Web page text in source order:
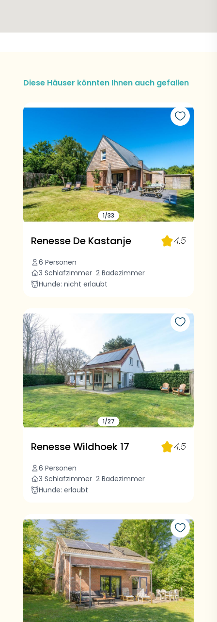
Diese Häuser könnten Ihnen auch gefallen
1/33
Renesse De Kastanje
6 Personen
3 Schlafzimmer 2 Badezimmer
Hunde: nicht erlaubt
4.5
1/27
Renesse Wildhoek 17
6 Personen
3 Schlafzimmer 2 Badezimmer
Hunde: erlaubt
4.5